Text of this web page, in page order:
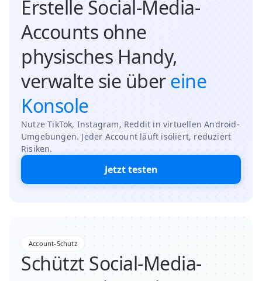
Erstelle Social-Media-
Accounts ohne
physisches Handy,
verwalte sie übereine
Konsole
Nutze TikTok, Instagram, Reddit in virtuellen Android-
Umgebungen. Jeder Account läuft isoliert, reduziert
Risiken.
Jetzt testen
Account-Schutz
Schützt Social-Media-